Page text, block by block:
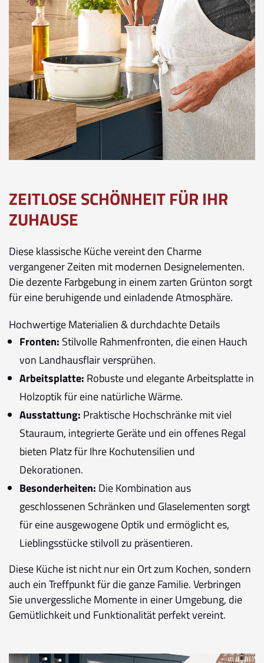
ZEITLOSE SCHÖNHEIT FÜR IHR
ZUHAUSE
Diese klassische Küche vereint den Charme
vergangener Zeiten mit modernen Designelementen.
Die dezente Farbgebung in einem zarten Grünton sorgt
für eine beruhigende und einladende Atmosphäre.
Hochwertige Materialien & durchdachte Details
Fronten: Stilvolle Rahmenfronten, die einen Hauch
von Landhausflair versprühen.
Arbeitsplatte: Robuste und elegante Arbeitsplatte in
Holzoptik für eine natürliche Wärme.
Ausstattung: Praktische Hochschränke mit viel
Stauraum, integrierte Geräte und ein offenes Regal
bieten Platz für Ihre Kochutensilien und
Dekorationen.
Besonderheiten: Die Kombination aus
geschlossenen Schränken und Glaselementen sorgt
für eine ausgewogene Optik und ermöglicht es,
Lieblingsstücke stilvoll zu präsentieren.
Diese Küche ist nicht nur ein Ort zum Kochen, sondern
auch ein Treffpunkt für die ganze Familie. Verbringen
Sie unvergessliche Momente in einer Umgebung, die
Gemütlichkeit und Funktionalität perfekt vereint.